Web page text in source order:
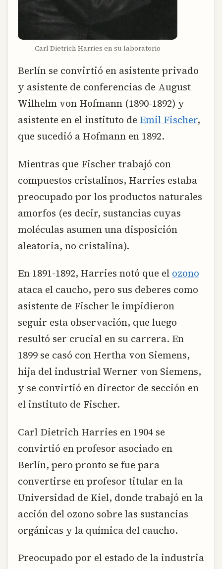
Carl Dietrich Harries en su laboratorio
Berlín se convirtió en asistente privado
y asistente de conferencias de August
Wilhelm von Hofmann (1890-1892) y
asistente en el instituto de Emil Fischer,
que sucedió a Hofmann en 1892.
Mientras que Fischer trabajó con
compuestos cristalinos, Harries estaba
preocupado por los productos naturales
amorfos (es decir, sustancias cuyas
moléculas asumen una disposición
aleatoria, no cristalina).
En 1891-1892, Harries notó que el ozono
ataca el caucho, pero sus deberes como
asistente de Fischer le impidieron
seguir esta observación, que luego
resultó ser crucial en su carrera. En
1899 se casó con Hertha von Siemens,
hija del industrial Werner von Siemens,
y se convirtió en director de sección en
el instituto de Fischer.
Carl Dietrich Harries en 1904 se
convirtió en profesor asociado en
Berlín, pero pronto se fue para
convertirse en profesor titular en la
Universidad de Kiel, donde trabajó en la
acción del ozono sobre las sustancias
orgánicas y la química del caucho.
Preocupado por el estado de la industria